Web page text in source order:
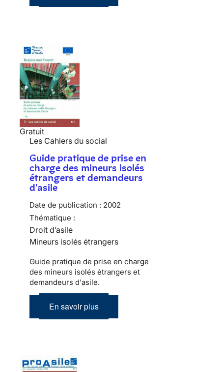
Gratuit
Les Cahiers du social
Guide pratique de prise en
charge des mineurs isolés
étrangers et demandeurs
d'asile
Date de publication : 2002
Thématique :
Droit d’asile
Mineurs isolés étrangers
Guide pratique de prise en charge
des mineurs isolés étrangers et
demandeurs d'asile.
En savoir plus